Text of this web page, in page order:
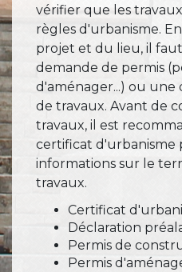
vérifier que les
règles d'urbanisme.
projet et du lieu, il
demande de permis
d'aménager...) ou
de travaux. Avant de
travaux, il est
certificat d'urbanisme
informations sur le
travaux.
Certificat
Déclaration
Permis de
Permis